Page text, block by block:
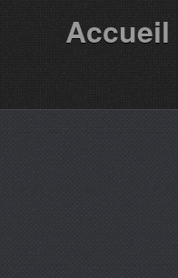
Accueil
Partenaires